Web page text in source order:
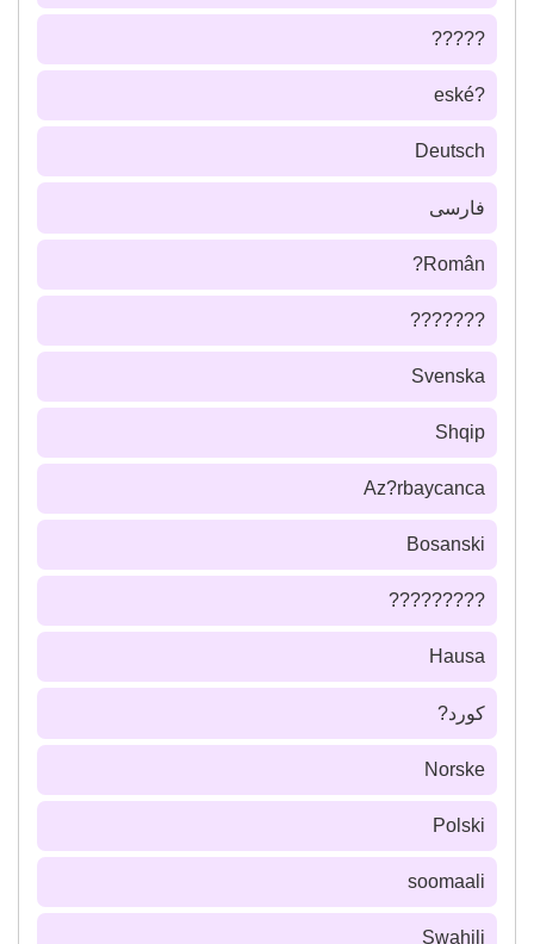
?????
?eské
Deutsch
فارسى
Român?
???????
Svenska
Shqip
Az?rbaycanca
Bosanski
?????????
Hausa
كورد?
Norske
Polski
soomaali
Swahili